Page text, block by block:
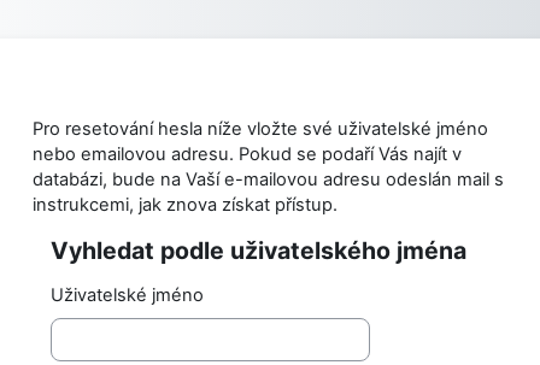
Pro resetování hesla níže vložte své uživatelské jméno
nebo emailovou adresu. Pokud se podaří Vás najít v
databázi, bude na Vaší e-mailovou adresu odeslán mail s
instrukcemi, jak znova získat přístup.
Vyhledat podle uživatelského jména
Vyhledat podle uživatelského jména
Uživatelské jméno